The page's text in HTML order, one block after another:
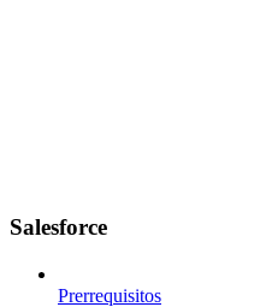
Salesforce
Prerrequisitos